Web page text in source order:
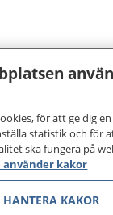
för att ge dig
statistik och för
ska fungera på
använder kakor
HANTERA KAKOR